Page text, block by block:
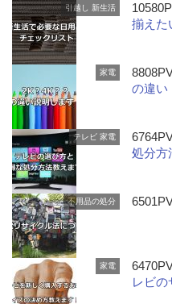
引越し 新生活
揃えた
家電
の違い
テレビ 家電
処分方
不用品の処分
家電
レビの